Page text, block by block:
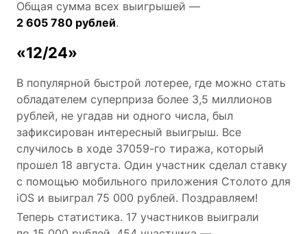
Общая сумма всех выигрышей —
2 605 780 рублей.
«12/24»
В популярной быстрой лотерее, где можно стать
обладателем суперприза более 3,5 миллионов
рублей, не угадав ни одного числа, был
зафиксирован интересный выигрыш. Все
случилось в ходе 37059-го тиража, который
прошел 18 августа. Один участник сделал ставку
с помощью мобильного приложения Столото для
iOS и выиграл 75 000 рублей. Поздравляем!
Теперь статистика. 17 участников выиграли